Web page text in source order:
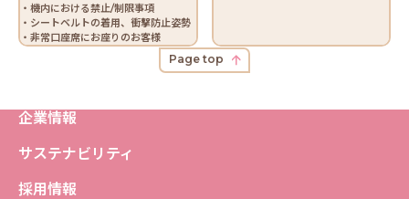
・機内における禁止/制限事項
・シートベルトの着用、衝撃防止姿勢
・非常口座席にお座りのお客様
Page top
企業情報
サステナビリティ
採用情報